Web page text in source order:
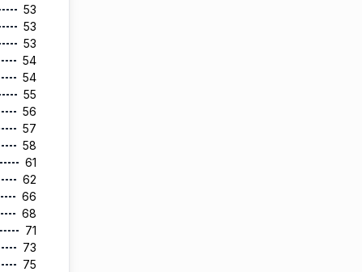
53
53
53
54
54
55
56
57
58
61
62
66
68
71
73
75